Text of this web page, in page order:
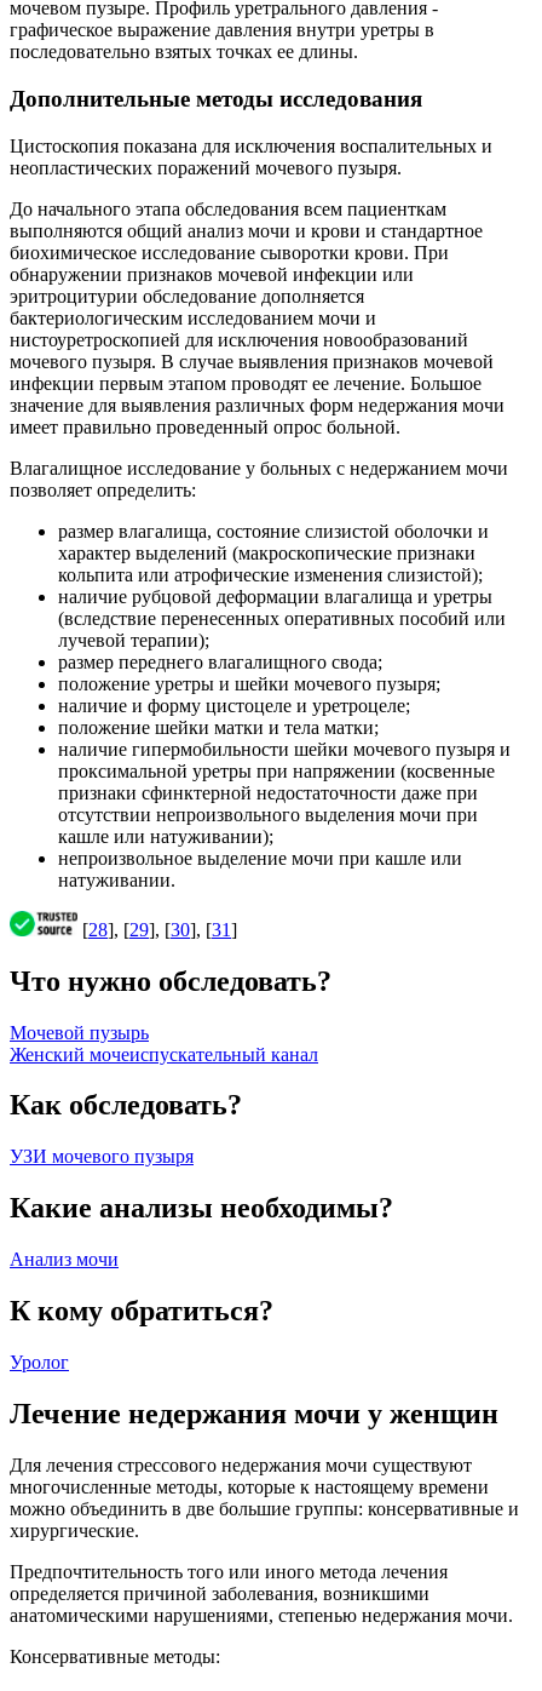
мочевом пузыре. Профиль уретрального давления -
графическое выражение давления внутри уретры в
последовательно взятых точках ее длины.
Дополнительные методы исследования
Цистоскопия показана для исключения воспалительных и
неопластических поражений мочевого пузыря.
До начального этапа обследования всем пациенткам
выполняются общий анализ мочи и крови и стандартное
биохимическое исследование сыворотки крови. При
обнаружении признаков мочевой инфекции или
эритроцитурии обследование дополняется
бактериологическим исследованием мочи и
нистоуретроскопией для исключения новообразований
мочевого пузыря. В случае выявления признаков мочевой
инфекции первым этапом проводят ее лечение. Большое
значение для выявления различных форм недержания мочи
имеет правильно проведенный опрос больной.
Влагалищное исследование у больных с недержанием мочи
позволяет определить:
размер влагалища, состояние слизистой оболочки и
характер выделений (макроскопические признаки
кольпита или атрофические изменения слизистой);
наличие рубцовой деформации влагалища и уретры
(вследствие перенесенных оперативных пособий или
лучевой терапии);
размер переднего влагалищного свода;
положение уретры и шейки мочевого пузыря;
наличие и форму цистоцеле и уретроцеле;
положение шейки матки и тела матки;
наличие гипермобильности шейки мочевого пузыря и
проксимальной уретры при напряжении (косвенные
признаки сфинктерной недостаточности даже при
отсутствии непроизвольного выделения мочи при
кашле или натуживании);
непроизвольное выделение мочи при кашле или
натуживании.
[28], [29], [30], [31]
Что нужно обследовать?
Мочевой пузырь
Женский мочеиспускательный канал
Как обследовать?
УЗИ мочевого пузыря
Какие анализы необходимы?
Анализ мочи
К кому обратиться?
Уролог
Лечение недержания мочи у женщин
Для лечения стрессового недержания мочи существуют
многочисленные методы, которые к настоящему времени
можно объединить в две большие группы: консервативные и
хирургические.
Предпочтительность того или иного метода лечения
определяется причиной заболевания, возникшими
анатомическими нарушениями, степенью недержания мочи.
Консервативные методы: